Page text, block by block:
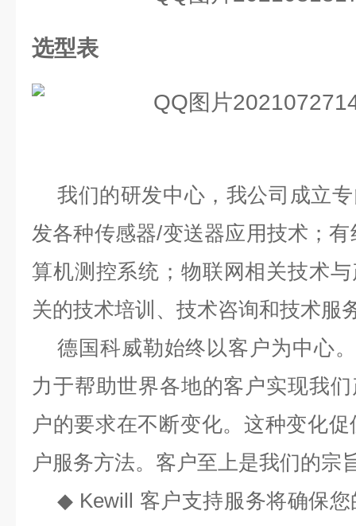
选型表
我们的研发中心，我公司成立
发各种传感器/变送器应用技术；
算机测控系统；物联网相关技术
关的技术培训、技术咨询和技术服
德国科威勒始终以客户为中心。
力于帮助世界各地的客户实现我
户的要求在不断变化。这种变化
户服务方法。客户至上是我们的宗
◆ Kewill 客户支持服务将确保